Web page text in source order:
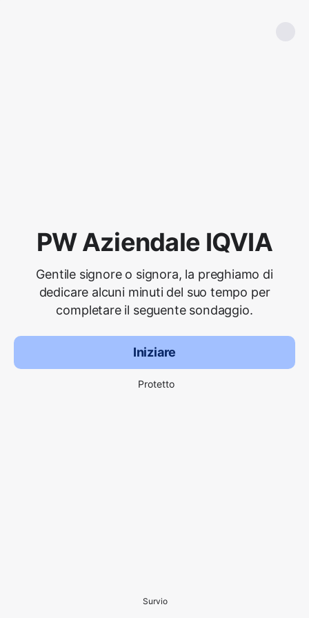
PW Aziendale IQVIA
Gentile signore o signora, la preghiamo di
dedicare alcuni minuti del suo tempo per
completare il seguente sondaggio.
Iniziare
Protetto
Survio